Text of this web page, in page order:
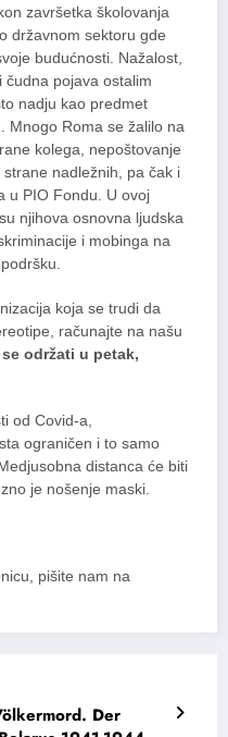
završetka školovanja
državnom sektoru gde
budućnosti. Nažalost,
čudna pojava ostalim
nadju kao predmet
Mnogo Roma se žalilo na
kolega, nepoštovanje
nadležnih, pa čak i
u PIO Fondu. U ovoj
njihova osnovna ljudska
i mobinga na
koja se trudi da
računajte na našu
održati u petak,
od Covid-a,
ograničen i to samo
distanca će biti
je nošenje maski.
pišite nam na
Der